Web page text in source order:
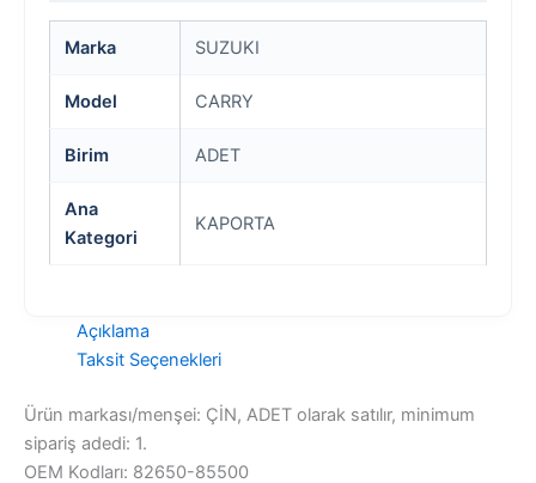
Marka SUZUKI
Model CARRY
Birim ADET
Ana
Kategori
KAPORTA
Açıklama
Taksit Seçenekleri
Ürün markası/menşei: ÇİN, ADET olarak satılır, minimum
sipariş adedi: 1.
OEM Kodları: 82650-85500